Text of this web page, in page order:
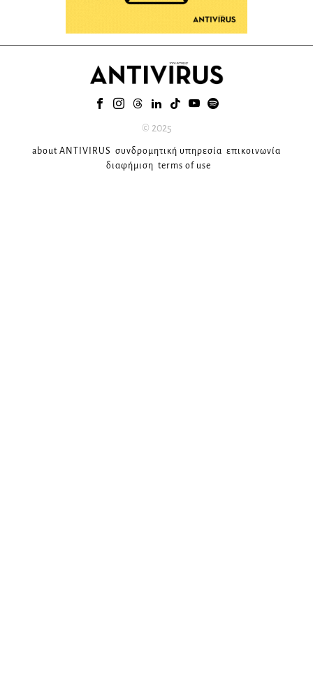
© 2025
about ANTIVIRUS συνδρομητική υπηρεσία επικοινωνία
διαφήμιση terms of use